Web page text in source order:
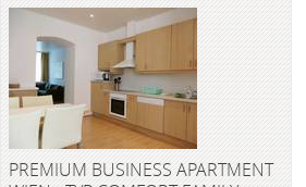
PREMIUM BUSINESS APARTMENT